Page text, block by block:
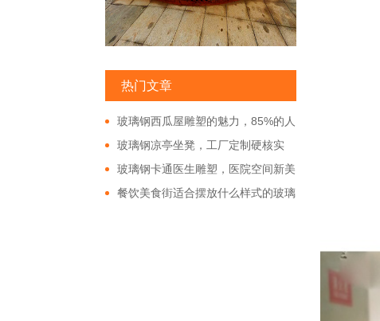
热门文章
玻璃钢西瓜屋雕塑的魅力，85%的人
都非常的好奇!
玻璃钢凉亭坐凳，工厂定制硬核实
玻璃钢卡通医生雕塑，医院空间新美
餐饮美食街适合摆放什么样式的玻璃